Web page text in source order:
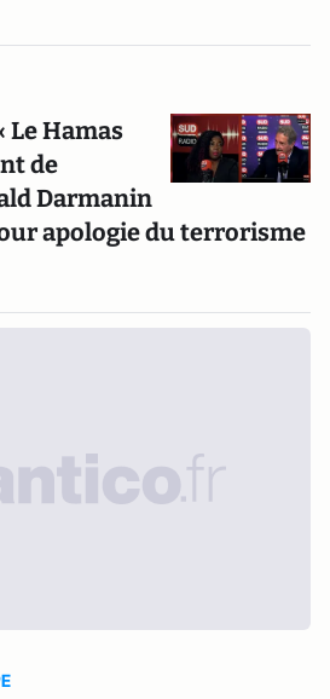
Le Hamas
de
Darmanin
apologie du terrorisme